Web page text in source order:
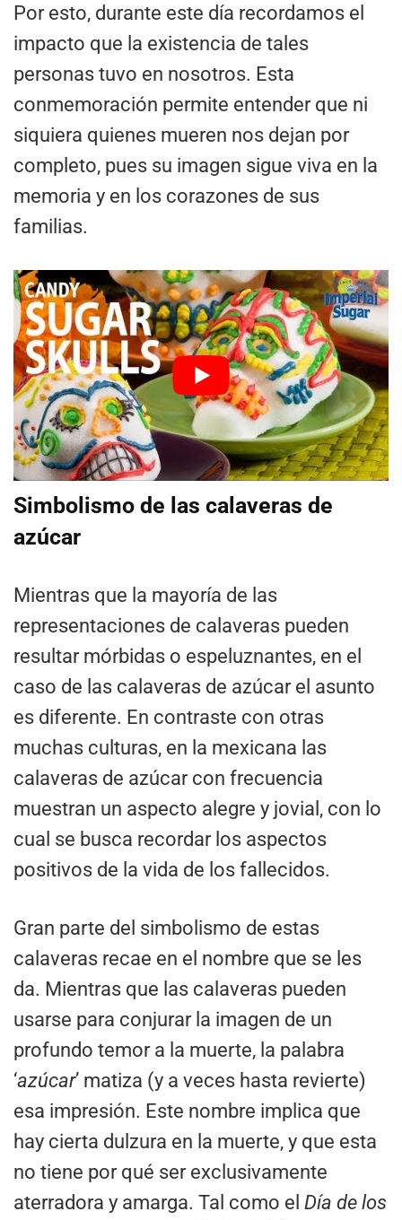
Por esto, durante este día recordamos el
impacto que la existencia de tales
personas tuvo en nosotros. Esta
conmemoración permite entender que ni
siquiera quienes mueren nos dejan por
completo, pues su imagen sigue viva en la
memoria y en los corazones de sus
familias.
Simbolismo de las calaveras de
azúcar
Mientras que la mayoría de las
representaciones de calaveras pueden
resultar mórbidas o espeluznantes, en el
caso de las calaveras de azúcar el asunto
es diferente. En contraste con otras
muchas culturas, en la mexicana las
calaveras de azúcar con frecuencia
muestran un aspecto alegre y jovial, con lo
cual se busca recordar los aspectos
positivos de la vida de los fallecidos.
Gran parte del simbolismo de estas
calaveras recae en el nombre que se les
da. Mientras que las calaveras pueden
usarse para conjurar la imagen de un
profundo temor a la muerte, la palabra
‘azúcar’ matiza (y a veces hasta revierte)
esa impresión. Este nombre implica que
hay cierta dulzura en la muerte, y que esta
no tiene por qué ser exclusivamente
aterradora y amarga. Tal como el Día de los